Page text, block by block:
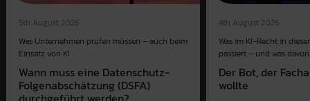
5th August 2026
Was Unternehmen prüfen müssen – auch beim
Einsatz von KI
Wann muss eine Datenschutz-
Folgenabschätzung (DSFA)
4th August 2026
Was im KI-Recht in
passiert – und was
Der Bot, der
wollte